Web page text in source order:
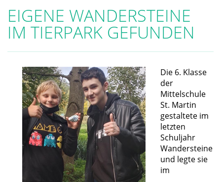
EIGENE WANDERSTEINE
IM TIERPARK GEFUNDEN
Die 6. Klasse
der
Mittelschule
St. Martin
gestaltete im
letzten
Schuljahr
Wandersteine
und legte sie
im